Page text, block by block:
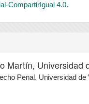
CompartirIgual 4.0.
Martín, Universidad
Penal. Universidad de